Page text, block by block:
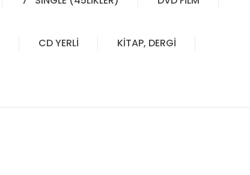
CD YERLİ KİTAP, DERGİ